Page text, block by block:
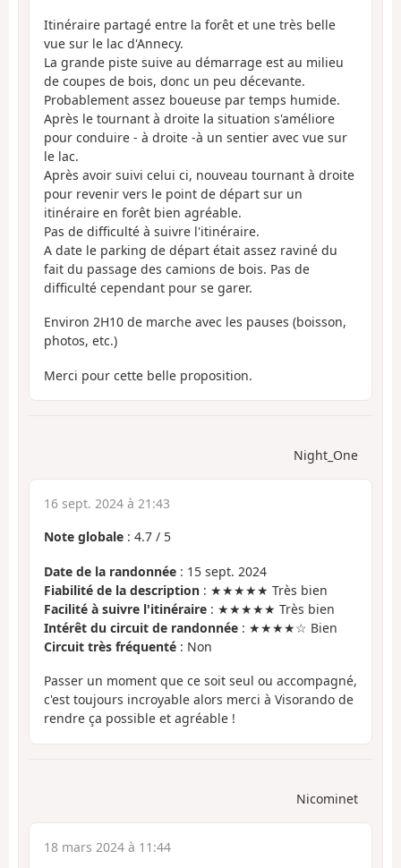
Itinéraire partagé entre la forêt et une très belle
vue sur le lac d'Annecy.
La grande piste suive au démarrage est au milieu
de coupes de bois, donc un peu décevante.
Probablement assez boueuse par temps humide.
Après le tournant à droite la situation s'améliore
pour conduire - à droite -à un sentier avec vue sur
le lac.
Après avoir suivi celui ci, nouveau tournant à droite
pour revenir vers le point de départ sur un
itinéraire en forêt bien agréable.
Pas de difficulté à suivre l'itinéraire.
A date le parking de départ était assez raviné du
fait du passage des camions de bois. Pas de
difficulté cependant pour se garer.
Environ 2H10 de marche avec les pauses (boisson,
photos, etc.)
Merci pour cette belle proposition.
Night_One
16 sept. 2024 à 21:43
Note globale : 4.7 / 5
Date de la randonnée : 15 sept. 2024
Fiabilité de la description : ★★★★★ Très bien
Facilité à suivre l'itinéraire : ★★★★★ Très bien
Intérêt du circuit de randonnée : ★★★★☆ Bien
Circuit très fréquenté : Non
Passer un moment que ce soit seul ou accompagné,
c'est toujours incroyable alors merci à Visorando de
rendre ça possible et agréable !
Nicominet
18 mars 2024 à 11:44